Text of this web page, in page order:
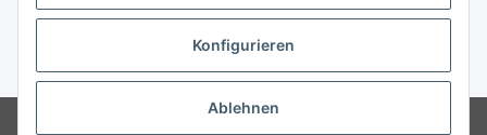
Konfigurieren
Ablehnen
* Alle Preise inkl. gesetzlicher USt., ** siehe Lieferbedingungen, zzgl.
Versand